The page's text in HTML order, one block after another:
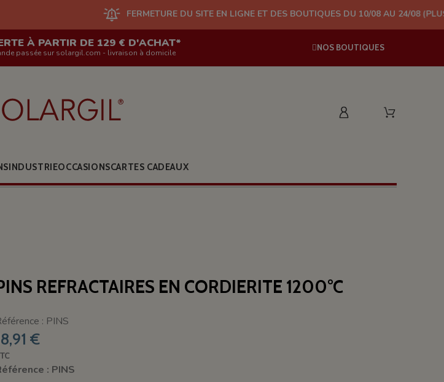
FERMETURE DU SITE EN LIGNE ET DES BOUTIQUES DU 10/08 AU 24/08 (PLUS
À PARTIR DE 129 € D'ACHAT*
passée sur solargil.com - livraison à domicile
NOS BOUTIQUES
INDUSTRIEOCCASIONSCARTES CADEAUX
REFRACTAIRES EN CORDIERITE 1200°C
: PINS
€
: PINS